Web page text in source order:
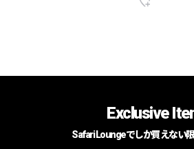
Exclusive
Safari Loungeでしか買えない